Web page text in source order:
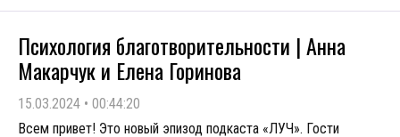
Психология благотворительности | Анна
Макарчук и Елена Горинова
15.03.2024 • 00:44:20
Всем привет! Это новый эпизод подкаста «ЛУЧ». Гости